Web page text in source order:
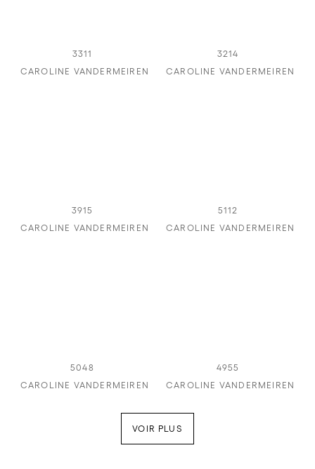
3311
CAROLINE VANDERMEIREN
3214
CAROLINE VANDERMEIREN
3915
CAROLINE VANDERMEIREN
5112
CAROLINE VANDERMEIREN
5048
CAROLINE VANDERMEIREN
4955
CAROLINE VANDERMEIREN
VOIR PLUS